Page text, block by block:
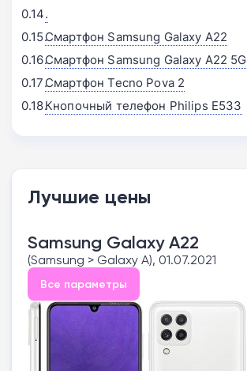
Смартфон Samsung Galaxy A22
Смартфон Samsung Galaxy A22 5G
Смартфон Tecno Pova 2
Кнопочный телефон Philips E533
Лучшие цены
Samsung Galaxy A22
(Samsung > Galaxy A), 01.07.2021
Все параметры